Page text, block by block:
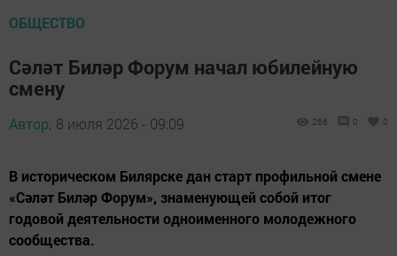
ОБЩЕСТВО
Сәләт Биләр Форум начал юбилейную
смену
Автор, 8 июля 2026 - 09:09 266 0 0
В историческом Билярске дан старт профильной смене
«Сәләт Биләр Форум», знаменующей собой итог
годовой деятельности одноименного молодежного
сообщества.